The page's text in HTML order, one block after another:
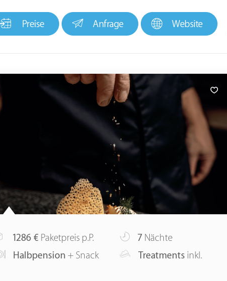
Preise Anfrage Website
1286 € Paketpreis p.P.
Halbpension + Snack
7 Nächte
Treatments inkl.